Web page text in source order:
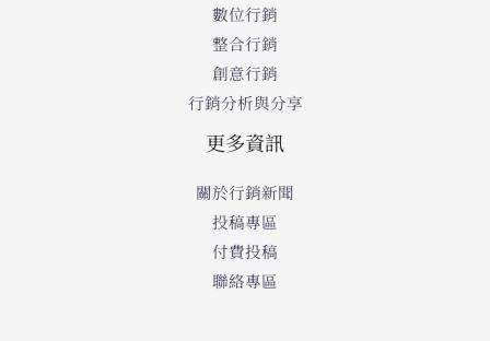
數位行銷
整合行銷
創意行銷
行銷分析與分享
更多資訊
關於行銷新聞
投稿專區
付費投稿
聯絡專區